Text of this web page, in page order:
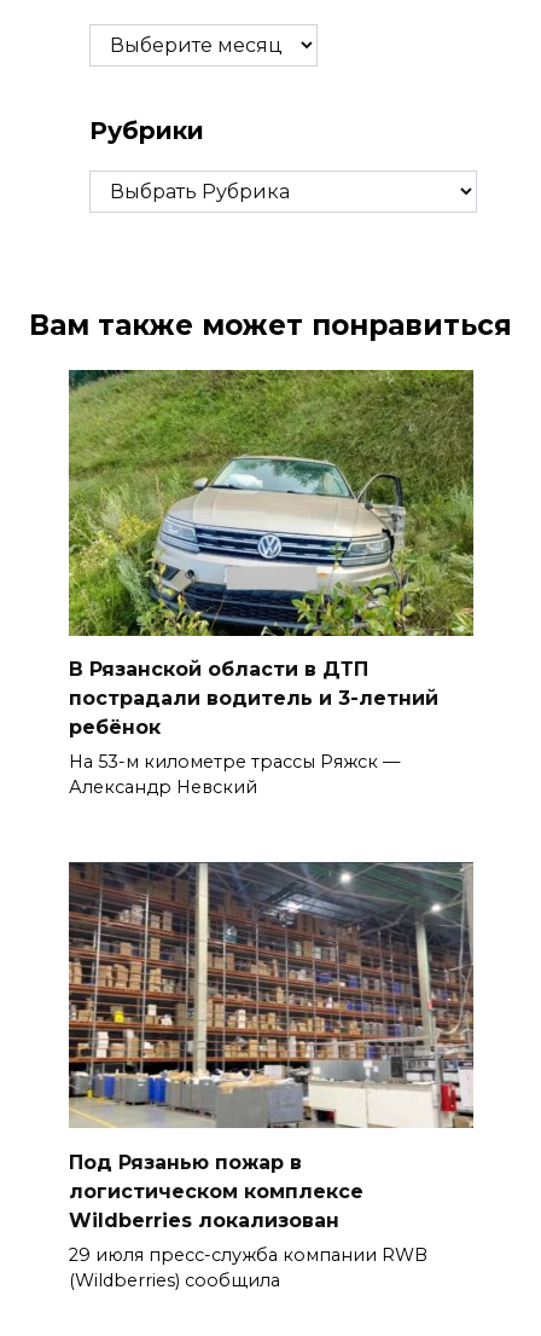
Архивы
Рубрики
Рубрики
Вам также может понравиться
В Рязанской области в ДТП
пострадали водитель и 3-летний
ребёнок
На 53-м километре трассы Ряжск —
Александр Невский
Под Рязанью пожар в
логистическом комплексе
Wildberries локализован
29 июля пресс-служба компании RWB
(Wildberries) сообщила